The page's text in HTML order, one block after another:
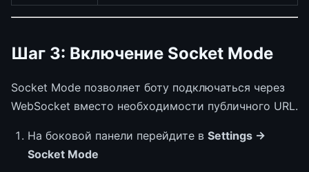
Шаг 3: Включение Socket Mode
Socket Mode позволяет боту подключаться через
WebSocket вместо необходимости публичного URL.
На боковой панели перейдите в Settings →
Socket Mode